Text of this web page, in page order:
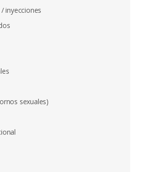
inyecciones
sexuales)